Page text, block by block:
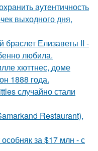
аутентичность
выходного дня,
браслет Елизаветы II -
любила.
хюттнес, доме
1888 года.
случайно стали
Restaurant),
за $17 млн - с